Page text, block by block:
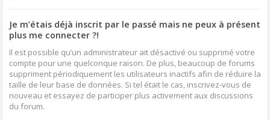
Je m’étais déjà inscrit par le passé mais ne peux à présent
plus me connecter ?!
Il est possible qu’un administrateur ait désactivé ou supprimé votre
compte pour une quelconque raison. De plus, beaucoup de forums
suppriment périodiquement les utilisateurs inactifs afin de réduire la
taille de leur base de données. Si tel était le cas, inscrivez-vous de
nouveau et essayez de participer plus activement aux discussions
du forum.